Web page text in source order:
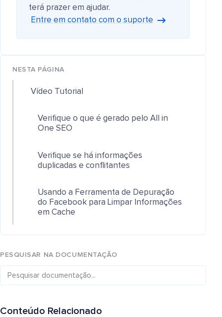
terá prazer em ajudar.
Entre em contato com o suporte
NESTA PÁGINA
Vídeo Tutorial
Verifique o que é gerado pelo All in
One SEO
Verifique se há informações
duplicadas e conflitantes
Usando a Ferramenta de Depuração
do Facebook para Limpar Informações
em Cache
PESQUISAR NA DOCUMENTAÇÃO
Conteúdo Relacionado